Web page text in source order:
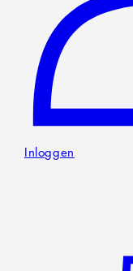
Inloggen